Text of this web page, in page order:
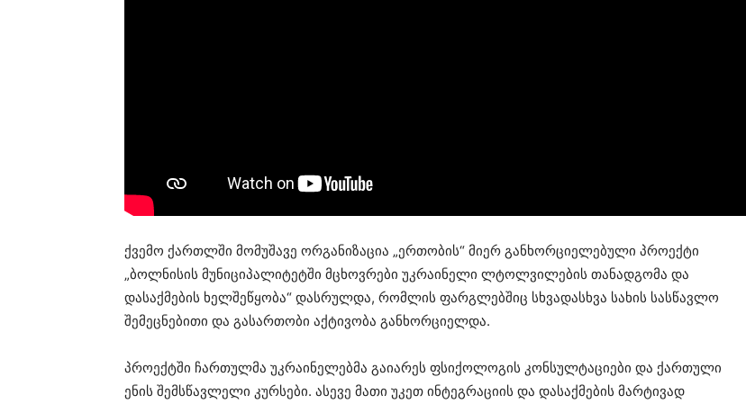
ქვემო ქართლში მომუშავე ორგანიზაცია „ერთობის“ მიერ განხორციელებული პროექტი
„ბოლნისის მუნიციპალიტეტში მცხოვრები უკრაინელი ლტოლვილების თანადგომა და
დასაქმების ხელშეწყობა“ დასრულდა, რომლის ფარგლებშიც სხვადასხვა სახის სასწავლო
შემეცნებითი და გასართობი აქტივობა განხორციელდა.
პროექტში ჩართულმა უკრაინელებმა გაიარეს ფსიქოლოგის კონსულტაციები და ქართული
ენის შემსწავლელი კურსები. ასევე მათი უკეთ ინტეგრაციის და დასაქმების მარტივად